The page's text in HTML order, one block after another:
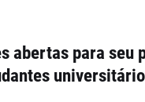
abertas para seu